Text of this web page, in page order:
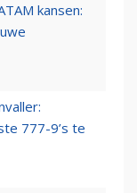
kansen:
777-9’s te